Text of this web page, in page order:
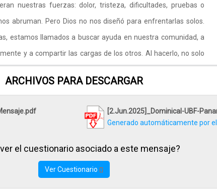
nuestras fuerzas: dolor, tristeza, dificultades, pruebas o
abruman. Pero Dios no nos diseñó para enfrentarlas solos.
estamos llamados a buscar ayuda en nuestra comunidad, a
y a compartir las cargas de los otros. Al hacerlo, no solo
unimos en amor y solidaridad, incluso las cargas más pesadas
de Jesús.
que viene enseñando en el capítulo 5. Nos va a mostrar de
viven los que andan en el Espíritu, o, como los llama en el v.1,
ARCHIVOS PARA DESCARGAR
[2.Jun.2025]_Dominical-UBF-
Generado automáticamente por
el cuestionario asociado a este mensaje?
Ver Cuestionario